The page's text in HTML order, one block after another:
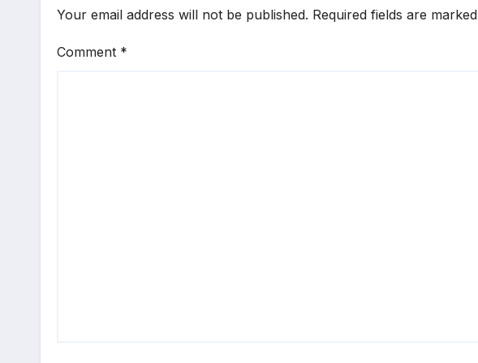
Your email address will not be published. Required fields are marked
Comment *